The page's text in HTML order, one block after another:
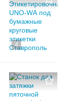
4